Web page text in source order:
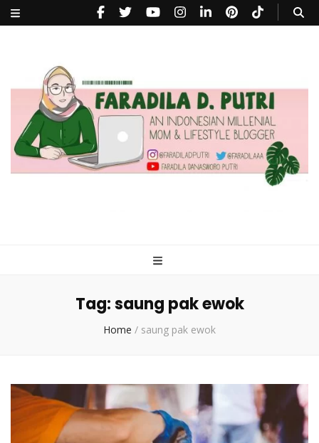
Tag:saung pak ewok
Home / saung pak ewok